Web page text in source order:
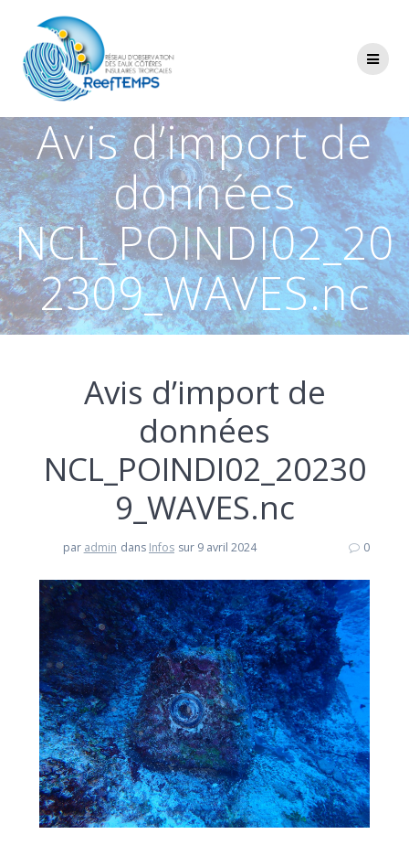
Avis d’import de
données
NCL_POINDI02_20
2309_WAVES.nc
Avis d’import de
données
NCL_POINDI02_20230
9_WAVES.nc
par admin dans Infos sur 9 avril 2024 0